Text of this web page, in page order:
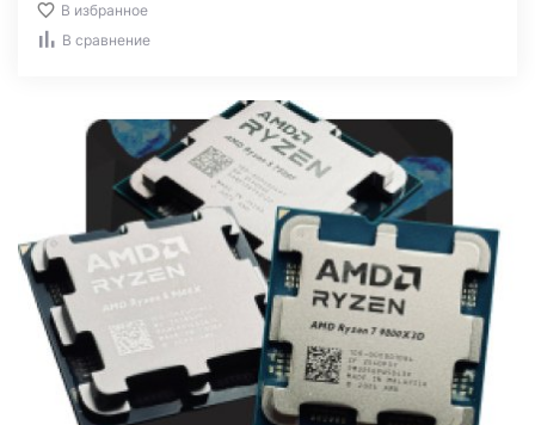
В избранное
В сравнение